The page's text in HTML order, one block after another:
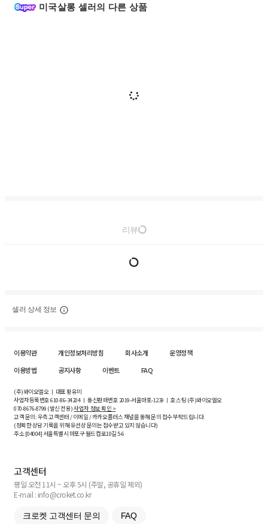
미국살롱 셀러의 다른 상품
리뷰
셀러 상세 정보
이용약관 개인정보처리방침 회사소개
운영정책
이용방법
공지사항 이벤트 FAQ
(주)와이오엘오 ㅣ 대표 황유미
사업자등록번호610-86-34204ㅣ 통신판매번호 2019-서울마포-1239 ㅣ 호스팅 (주)와이오엘오
070-8676-8799 (발신 전용)사업자 정보 확인 >
고객 문의: 우측 고객센터 / 이메일 / 카카오플러스 채널을 통해 문의 접수 부탁드립니다.
(정확한 상담 기록을 위해 유선상 문의는 접수받고 있지 않습니다)
주소 [04004] 서울특별시 마포구 월드컵로10길5-6
고객센터
평일 오전 11시 ~ 오후 5시 (주말, 공휴일 제외)
E-mail : info@croket.co.kr
크로켓 고객센터 문의 FAQ